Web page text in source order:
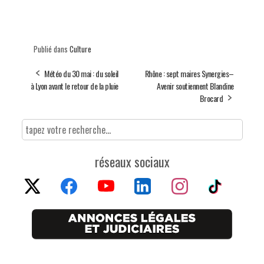
Publié dans Culture
Météo du 30 mai : du soleil
à Lyon avant le retour de la pluie
Rhône : sept maires Synergies–
Avenir soutiennent Blandine
Brocard
réseaux sociaux